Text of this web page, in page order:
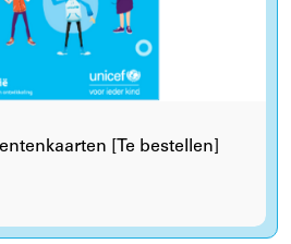
[Te bestellen]